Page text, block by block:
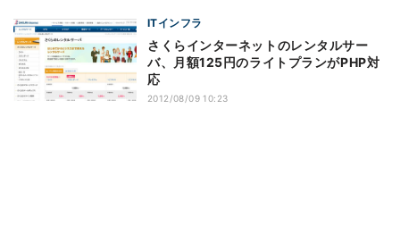
ITインフラ
さくらインターネットのレンタルサー
バ、月額125円のライトプランがPHP対
応
2012/08/09 10:23